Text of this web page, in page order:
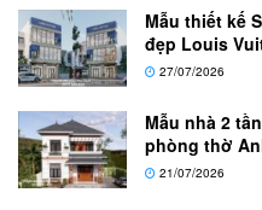
Mẫu thiết kế
đẹp Louis
27/07/2026
Mẫu nhà 2
phòng thờ
21/07/2026